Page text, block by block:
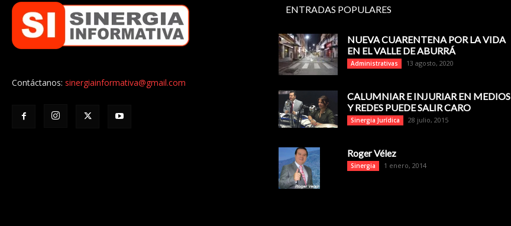
Contáctanos: sinergiainformativa@gmail.com
ENTRADAS POPULARES
NUEVA CUARENTENA POR LA VIDA
EN EL VALLE DE ABURRÁ
Administrativas 13 agosto, 2020
CALUMNIAR E INJURIAR EN MEDIOS
Y REDES PUEDE SALIR CARO
Sinergia Jurídica 28 julio, 2015
Roger Vélez
Sinergia 1 enero, 2014